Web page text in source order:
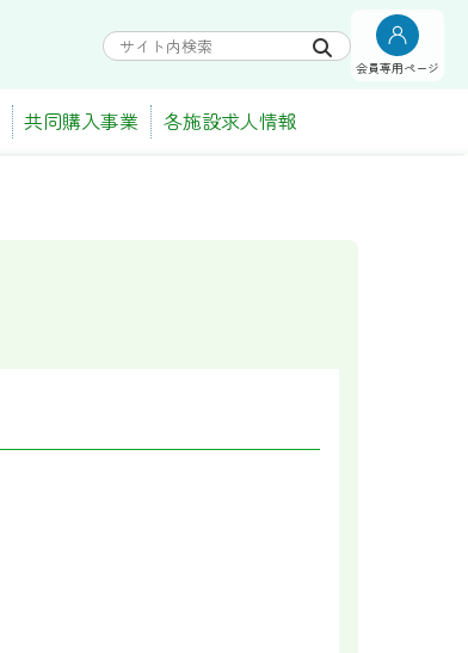
会員専用ページ
共同購入事業 各施設求人情報